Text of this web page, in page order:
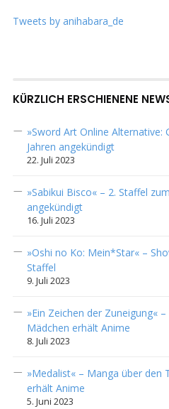
Tweets by anihabara_de
KÜRZLICH ERSCHIENENE
»Sword Art Online Alternative:
Jahren angekündigt
22. Juli 2023
»Sabikui Bisco« – 2. Staffel
angekündigt
16. Juli 2023
»Oshi no Ko: Mein*Star« –
Staffel
9. Juli 2023
»Ein Zeichen der Zuneigung«
Mädchen erhält Anime
8. Juli 2023
»Medalist« – Manga über den
erhält Anime
5. Juni 2023